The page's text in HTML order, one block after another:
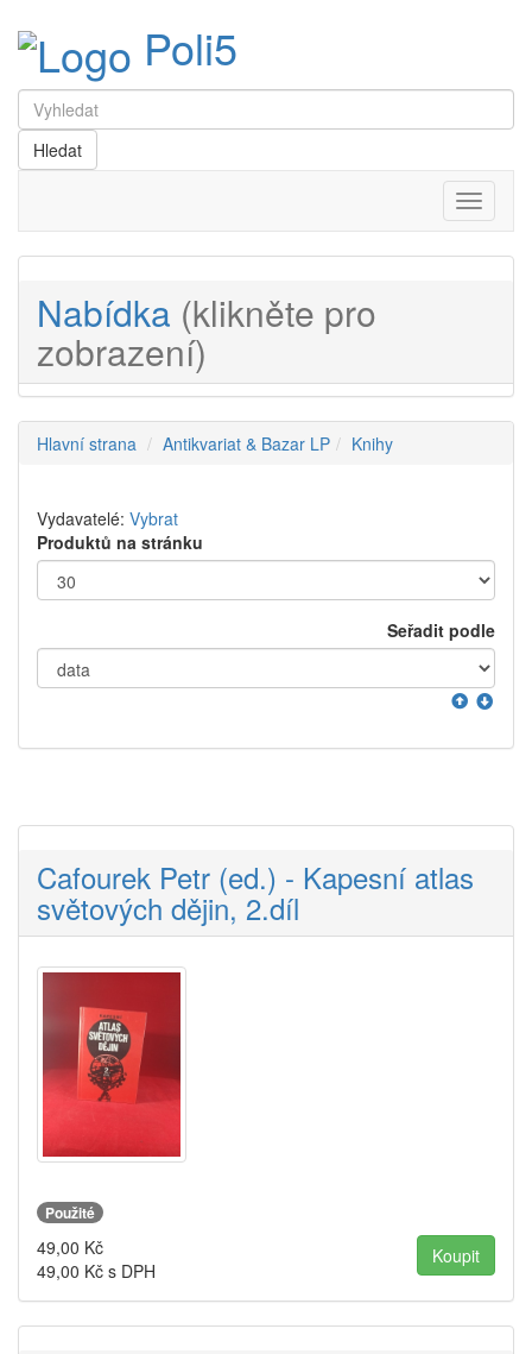
Poli5
Menu
Nabídka (klikněte pro
zobrazení)
Hlavní strana Antikvariat & Bazar LP Knihy
Vydavatelé: Vybrat
Produktů na stránku
Seřadit podle
Cafourek Petr (ed.) - Kapesní atlas
světových dějin, 2.díl
Použité
49,00 Kč
49,00 Kč s DPH